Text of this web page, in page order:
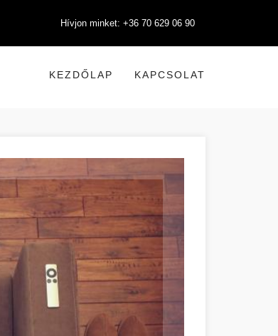
Hívjon minket: +36 70 629 06 90
KEZDŐLAP KAPCSOLAT